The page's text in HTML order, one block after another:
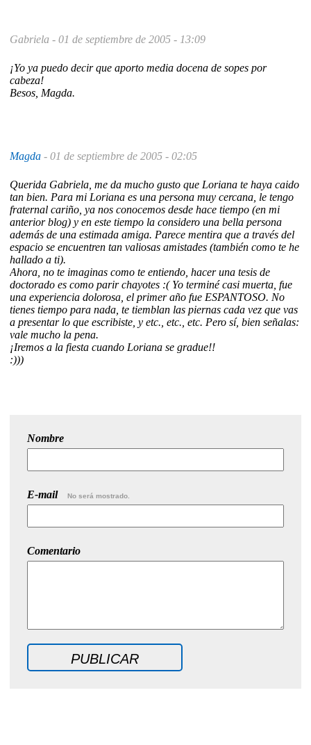
Gabriela - 01 de septiembre de 2005 - 13:09
¡Yo ya puedo decir que aporto media docena de sopes por
cabeza!
Besos, Magda.
Magda - 01 de septiembre de 2005 - 02:05
Querida Gabriela, me da mucho gusto que Loriana te haya caido
tan bien. Para mi Loriana es una persona muy cercana, le tengo
fraternal cariño, ya nos conocemos desde hace tiempo (en mi
anterior blog) y en este tiempo la considero una bella persona
además de una estimada amiga. Parece mentira que a través del
espacio se encuentren tan valiosas amistades (también como te he
hallado a ti).
Ahora, no te imaginas como te entiendo, hacer una tesis de
doctorado es como parir chayotes :( Yo terminé casi muerta, fue
una experiencia dolorosa, el primer año fue ESPANTOSO. No
tienes tiempo para nada, te tiemblan las piernas cada vez que vas
a presentar lo que escribiste, y etc., etc., etc. Pero sí, bien señalas:
vale mucho la pena.
¡Iremos a la fiesta cuando Loriana se gradue!!
:)))
Nombre
E-mail No será mostrado.
Comentario